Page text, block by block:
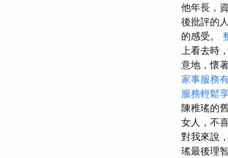
他年長，
後批評的
的感受。
上看去時
意地，懷
家事服務
服務輕鬆
陳稚瑤的
女人，不
對我來說
瑤最後理